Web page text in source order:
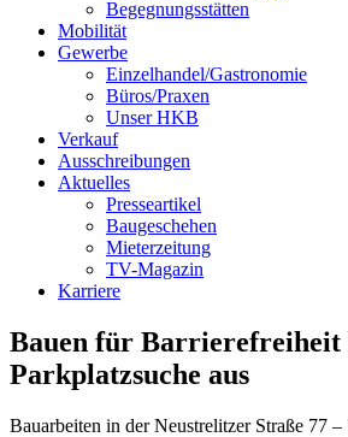
Begegnungsstätten
Mobilität
Gewerbe
Einzelhandel/Gastronomie
Büros/Praxen
Unser HKB
Verkauf
Ausschreibungen
Aktuelles
Presseartikel
Baugeschehen
Mieterzeitung
TV-Magazin
Karriere
Bauen für Barrierefreiheit
Parkplatzsuche aus
Bauarbeiten in der Neustrelitzer Straße 77 –